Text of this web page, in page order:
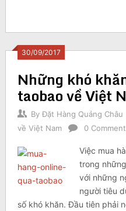
30/09/2017
Những khó
taobao về Việt
By Đặt Hàng Quảng Châu
về Việt Nam
0
Việc mua
trong
với những
người tiêu
số khó khăn. Đầu tiên phải